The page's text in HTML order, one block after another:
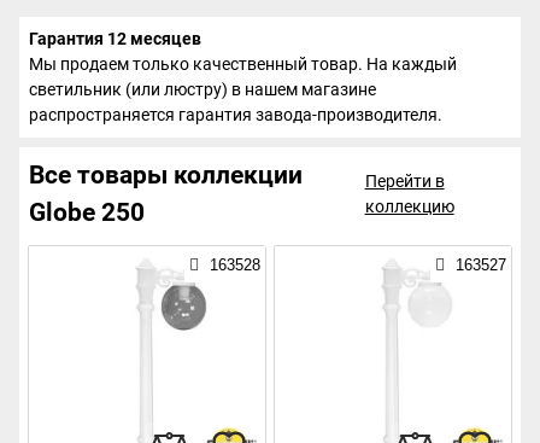
Гарантия 12 месяцев
Мы продаем только качественный товар. На каждый
светильник (или люстру) в нашем магазине
распространяется гарантия завода-производителя.
Все товары коллекции
Globe 250
Перейти в
коллекцию
163528 163527